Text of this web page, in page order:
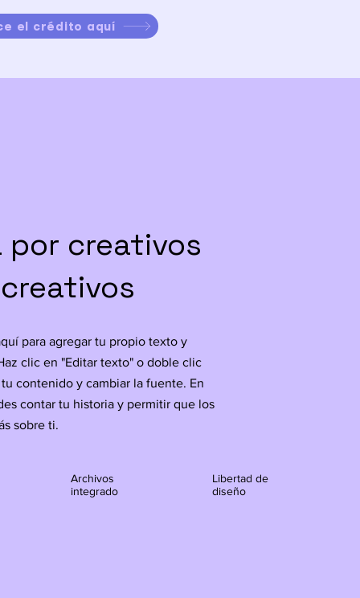
el crédito aquí
por creativos
para agregar tu propio texto y
clic en "Editar texto" o doble clic
contenido y cambiar la fuente. En
contar tu historia y permitir que los
sobre ti.
Archivos
integrado
Libertad de
diseño